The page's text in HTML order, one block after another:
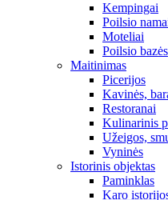
Kempingai
Poilsio
Moteliai
Poilsio bazės
Maitinimas
Picerijos
Kavinės,
Restoranai
Kulinarinis
Užeigos,
Vyninės
Istorinis objektas
Paminklas
Karo